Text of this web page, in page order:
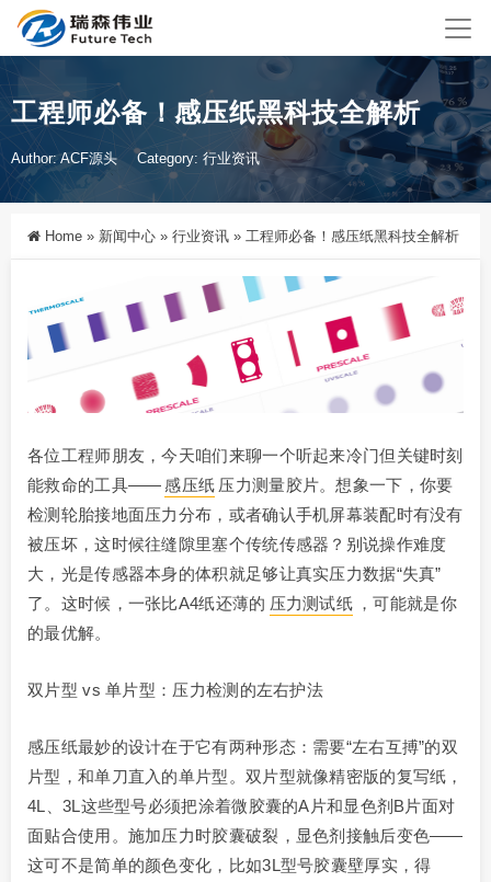
工程师必备！感压纸黑科技全解析
Author: ACF源头 Category: 行业资讯
Home » 新闻中心 » 行业资讯 » 工程师必备！感压纸黑科技全解析
各位工程师朋友，今天咱们来聊一个听起来冷门但关键时刻
能救命的工具—— 感压纸 压力测量胶片。想象一下，你要
检测轮胎接地面压力分布，或者确认手机屏幕装配时有没有
被压坏，这时候往缝隙里塞个传统传感器？别说操作难度
大，光是传感器本身的体积就足够让真实压力数据“失真”
了。这时候，一张比A4纸还薄的 压力测试纸 ，可能就是你
的最优解。
双片型 vs 单片型：压力检测的左右护法
感压纸最妙的设计在于它有两种形态：需要“左右互搏”的双
片型，和单刀直入的单片型。双片型就像精密版的复写纸，
4L、3L这些型号必须把涂着微胶囊的A片和显色剂B片面对
面贴合使用。施加压力时胶囊破裂，显色剂接触后变色——
这可不是简单的颜色变化，比如3L型号胶囊壁厚实，得